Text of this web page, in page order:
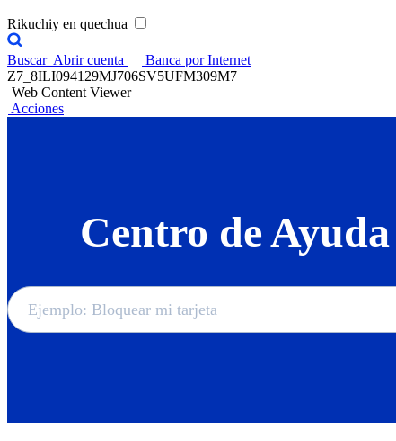
Rikuchiy en quechua
Buscar Abrir cuenta
Banca por Internet
Z7_8ILI094129MJ706SV5UFM309M7
Web Content Viewer
Acciones
Centro de Ayuda